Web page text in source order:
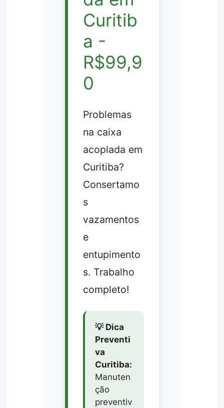
Curitib
a -
R$99,9
0
Problemas
na caixa
acoplada em
Curitiba?
Consertamo
s
vazamentos
e
entupimento
s. Trabalho
completo!
💡 Dica
Preventi
va
Curitiba:
Manuten
ção
preventiv